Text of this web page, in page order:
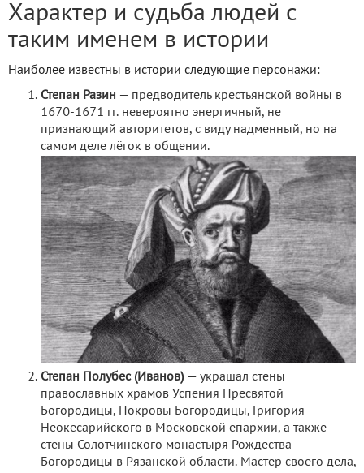
Характер и судьба людей с
таким именем в истории
Наиболее известны в истории следующие персонажи:
Степан Разин — предводитель крестьянской войны в
1670-1671 гг. невероятно энергичный, не
признающий авторитетов, с виду надменный, но на
самом деле лёгок в общении.
Степан Полубес (Иванов) — украшал стены
православных храмов Успения Пресвятой
Богородицы, Покровы Богородицы, Григория
Неокесарийского в Московской епархии, а также
стены Солотчинского монастыря Рождества
Богородицы в Рязанской области. Мастер своего дела,